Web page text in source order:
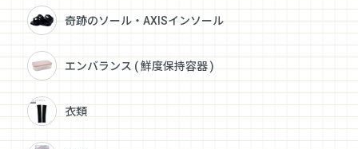
奇跡のソール・AXISインソール
エンバランス ( 鮮度保持容器 )
衣類